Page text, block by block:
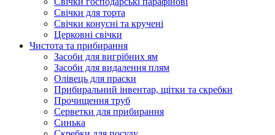
Свічки для торта
Свічки конусні та кручені
Церковні свічки
Чистота та прибирання
Засоби для вигрібних ям
Засоби для видалення плям
Олівець для праски
Прибиральний інвентар, щітки та скребки
Прочищення труб
Серветки для прибирання
Синька